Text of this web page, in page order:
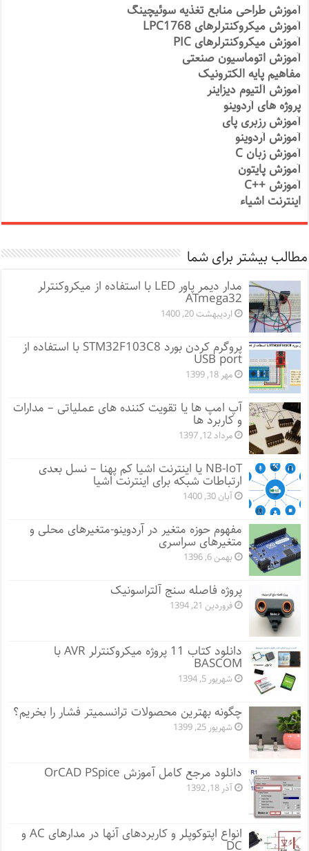
آموزش طراحی منابع تغذیه سوئیچینگ
آموزش میکروکنترلرهای LPC1768
آموزش میکروکنترلرهای PIC
آموزش اتوماسیون صنعتی
مفاهیم پایه الکترونیک
آموزش آلتیوم دیزاینر
پروژه های آردوینو
آموزش رزبری پای
آموزش آردوینو
آموزش زبان C
آموزش پایتون
آموزش ++C
اینترنت اشیاء
مطالب بیشتر برای شما
مدار دیمر پاور LED با استفاده از میکروکنترلر
ATmega32
اردیبهشت 20, 1400
پروگرم کردن بورد STM32F103C8 با استفاده از
USB port
مهر 18, 1399
آپ امپ ها یا تقویت کننده های عملیاتی – مدارات
و کاربرد ها
مرداد 12, 1397
NB-IoT یا اینترنت اشیا کم پهنا – نسل بعدی
ارتباطات شبکه برای اینترنت اشیا
آبان 30, 1400
مفهوم حوزه متغیر در آردوینو-متغیرهای محلی و
متغیرهای سراسری
بهمن 6, 1396
پروژه فاصله سنج آلتراسونیک
فروردین 21, 1394
دانلود کتاب 11 پروژه میکروکنترلر AVR با
BASCOM
شهریور 5, 1394
چگونه بهترین محصولات ترانسمیتر فشار را بخریم؟
شهریور 25, 1399
دانلود مرجع کامل آموزش OrCAD PSpice
آذر 18, 1392
انواع اپتوکوپلر و کاربردهای آنها در مدارهای AC و
DC